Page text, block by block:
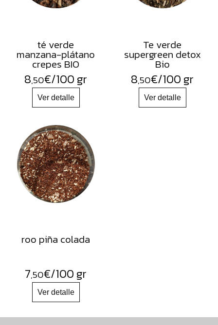
té verde
manzana-plátano
crepes BIO
8,50€/100 gr
Te verde
supergreen detox
Bio
8,50€/100 gr
roo piña colada
7,50€/100 gr